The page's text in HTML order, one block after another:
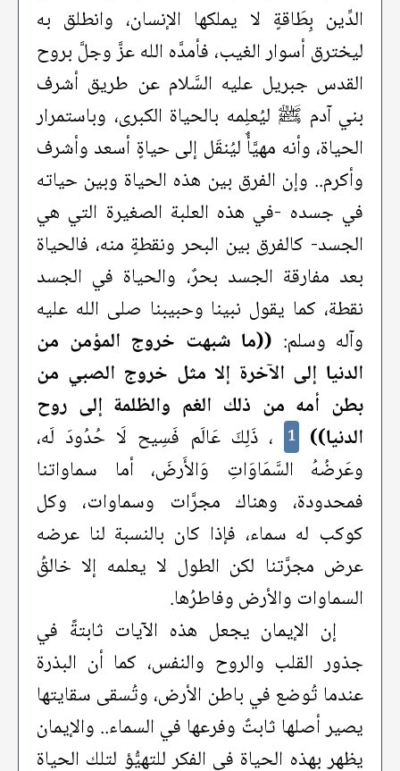
الدِّين بِطَاقةٍ لا يملكها الإنسان، وانطلق به
ليخترق أسوار الغيب، فأمدَّه الله عزَّ وجلَّ بروح
القدس جبريل عليه السَّلام عن طريق أشرف
بني آدم ﷺ ليُعلِمه بالحياة الكبرى، وباستمرار
الحياة، وأنه مهيَّأٌ ليُنقَل إلى حياةٍ أسعد وأشرف
وأكرم.. وإن الفرق بين هذه الحياة وبين حياته
في جسده -في هذه العلبة الصغيرة التي هي
الجسد- كالفرق بين البحر ونقطةٍ منه، فالحياة
بعد مفارقة الجسد بحرٌ، والحياة في الجسد
نقطة، كما يقول نبينا وحبيبنا صلى الله عليه
وآله وسلم: ((ما شبهت خروج المؤمن من
الدنيا إلى الآخرة إلا مثل خروج الصبي من
بطن أمه من ذلك الغم والظلمة إلى روح
الدنيا))
1
، ذَلِكَ عَالَم فَسِيح لَا حُدُودَ لَه،
وعَرضُهُ السَّمَاوَاتِ وَالأَرضَ، أما سماواتنا
فمحدودة، وهناك مجرَّات وسماوات، وكل
كوكب له سماء، فإذا كان بالنسبة لنا عرضه
عرض مجرَّتنا لكن الطول لا يعلمه إلا خالقُ
السماوات والأرض وفاطرُها.
إن الإيمان يجعل هذه الآيات ثابتةً في
جذور القلب والروح والنفس، كما أن البذرة
عندما تُوضع في باطن الأرض، وتُسقى سقايتها
يصير أصلها ثابتٌ وفرعها في السماء.. والإيمان
يظهر بهذه الحياة في الفكر للتهيُّؤ لتلك الحياة